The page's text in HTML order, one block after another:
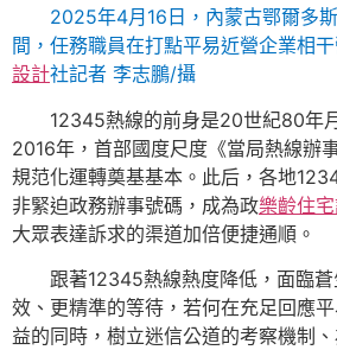
2025年4月16日，內蒙古鄂爾多
間，任務職員在打點平易近營企業相
設計社記者 李志鵬/攝
12345熱線的前身是20世紀80年
2016年，首部國度尺度《當局熱線辦
規范化運轉奠基基本。此后，各地
非緊迫政務辦事號碼，成為政樂齡住
大眾表達訴求的渠道加倍便捷通順。
跟著12345熱線熱度降低，面臨
效、更精準的等待，若何在充足回應
益的同時，樹立迷信公道的考察機制